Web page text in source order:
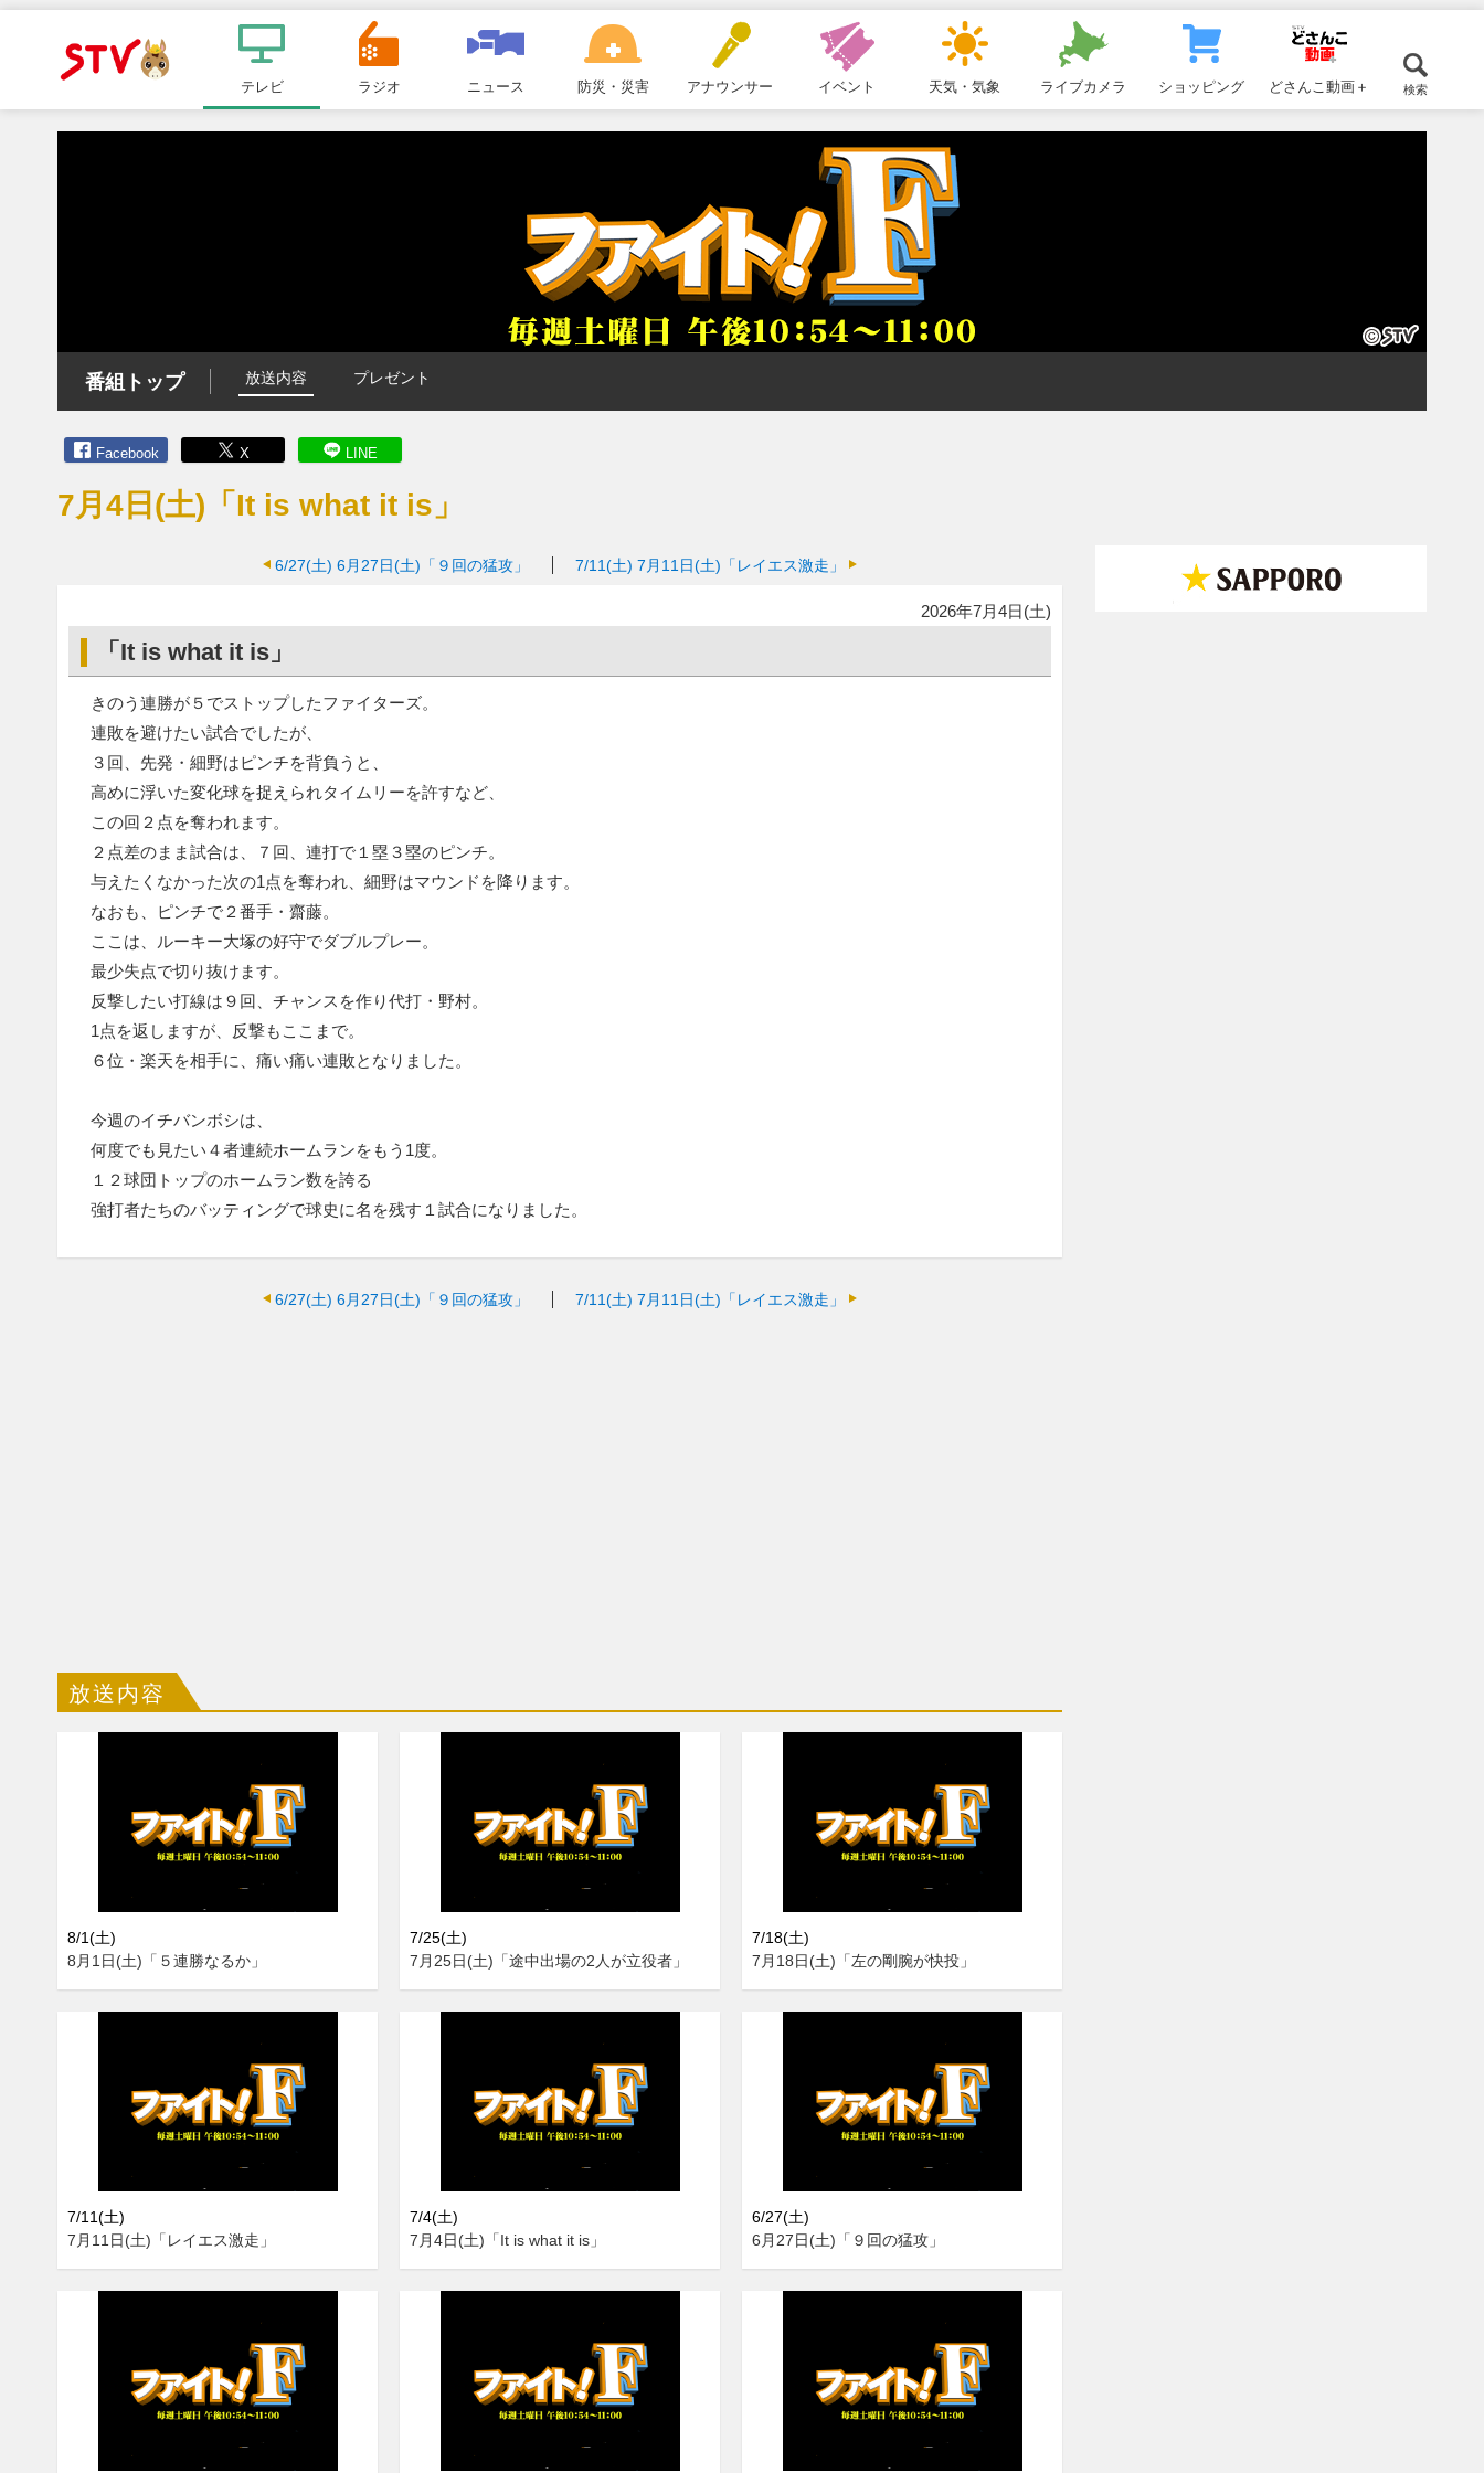
ＳＴＶ札 ュ
テレビ ラジオ ニュース 防災・災害 アナウンサー イベント 天気・気象 ライブカメラ ショッピング どさんこ動画＋ 検索
番組トップ 放送内容 プレゼント
Facebook X LINE
7月4日(土)「It is what it is」
6/27(土) 6月27日(土)「９回の猛攻」 7/11(土) 7月11日(土)「レイエス激走」
2026年7月4日(土)
「It is what it is」
きのう連勝が５でストップしたファイターズ。
連敗を避けたい試合でしたが、
３回、先発・細野はピンチを背負うと、
高めに浮いた変化球を捉えられタイムリーを許すなど、
この回２点を奪われます。
２点差のまま試合は、７回、連打で１塁３塁のピンチ。
与えたくなかった次の1点を奪われ、細野はマウンドを降ります。
なおも、ピンチで２番手・齋藤。
ここは、ルーキー大塚の好守でダブルプレー。
最少失点で切り抜けます。
反撃したい打線は９回、チャンスを作り代打・野村。
1点を返しますが、反撃もここまで。
６位・楽天を相手に、痛い痛い連敗となりました。
今週のイチバンボシは、
何度でも見たい４者連続ホームランをもう1度。
１２球団トップのホームラン数を誇る
強打者たちのバッティングで球史に名を残す１試合になりました。
6/27(土) 6月27日(土)「９回の猛攻」 7/11(土) 7月11日(土)「レイエス激走」
放送内容
8/1(土)
8月1日(土)「５連勝なるか」
7/25(土)
7月25日(土)「途中出場の2人が立役者」
7/18(土)
7月18日(土)「左の剛腕が快投」
7/11(土)
7月11日(土)「レイエス激走」
7/4(土)
7月4日(土)「It is what it is」
6/27(土)
6月27日(土)「９回の猛攻」